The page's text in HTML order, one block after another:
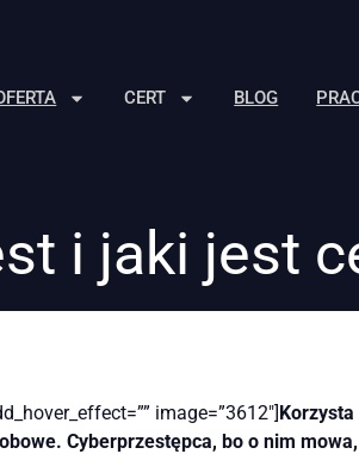
CERT BLOG
i jaki jest
image=”3612″]
Cyberprzestępca, bo o nim